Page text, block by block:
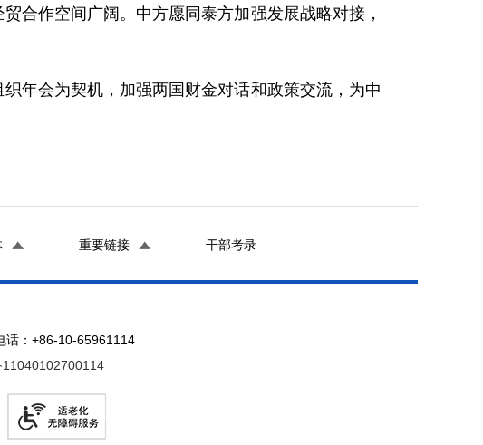
合作空间广阔。中方愿同泰方加强发展战略对接，
年会为契机，加强两国财金对话和政策交流，为中
重要链接 干部考录
：+86-10-65961114
11040102700114